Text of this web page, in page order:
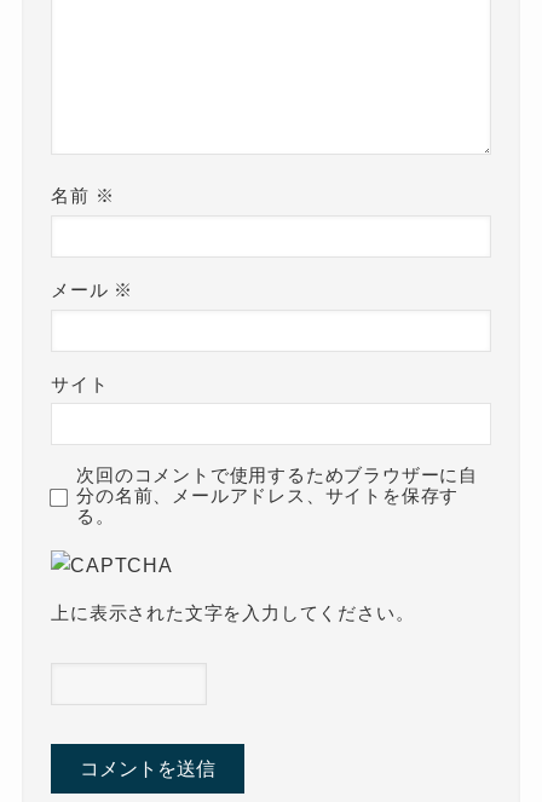
名前 ※
メール ※
サイト
次回のコメントで使用するためブラウザーに自
分の名前、メールアドレス、サイトを保存す
る。
上に表示された文字を入力してください。